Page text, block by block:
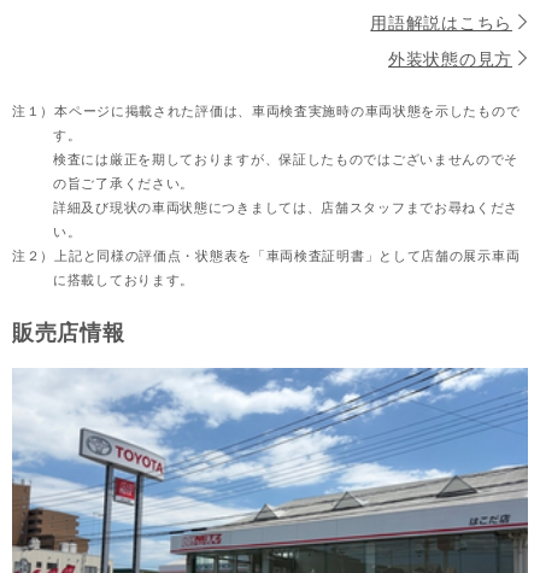
用語解説はこちら
外装状態の見方
注１）本ページに掲載された評価は、車両検査実施時の車両状態を示したもので
す。
検査には厳正を期しておりますが、保証したものではございませんのでそ
の旨ご了承ください。
詳細及び現状の車両状態につきましては、店舗スタッフまでお尋ねくださ
い。
注２）
上記と同様の評価点・状態表を「車両検査証明書」として店舗の展示車両
に搭載しております。
販売店情報